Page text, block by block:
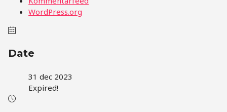
WordPress.org
Date
31 dec 2023
Expired!